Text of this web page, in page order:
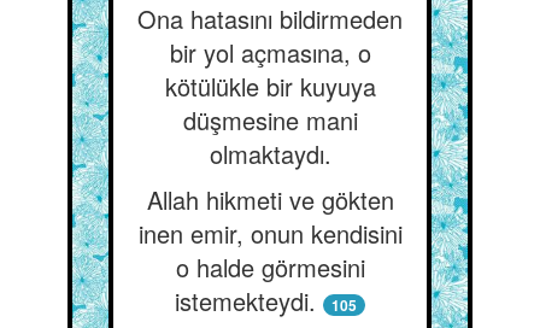
Ona hatasını bildirmeden
bir yol açmasına, o
kötülükle bir kuyuya
düşmesine mani
olmaktaydı.
Allah hikmeti ve gökten
inen emir, onun kendisini
o halde görmesini
istemekteydi.
105